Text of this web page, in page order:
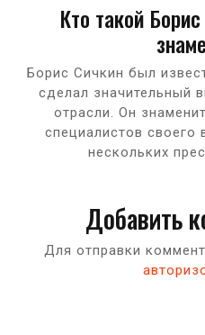
Кто такой
Борис Сичкин был
сделал значительный
отрасли. Он
специалистов своего
нескольких
Добавить
Для отправки